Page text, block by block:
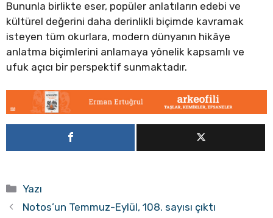
Bununla birlikte eser, popüler anlatıların edebi ve
kültürel değerini daha derinlikli biçimde kavramak
isteyen tüm okurlara, modern dünyanın hikâye
anlatma biçimlerini anlamaya yönelik kapsamlı ve
ufuk açıcı bir perspektif sunmaktadır.
Kategoriler
Yazı
Notos’un Temmuz-Eylül, 108. sayısı çıktı